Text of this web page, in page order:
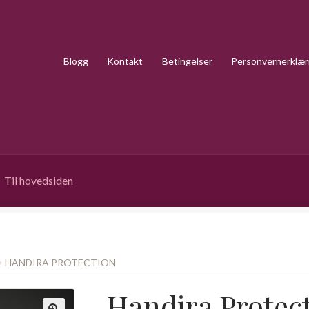
Blogg Kontakt Betingelser
Til hovedsiden
HANDIRA PROTECTION